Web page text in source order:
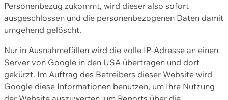
Personenbezug zukommt, wird dieser also sofort
ausgeschlossen und die personenbezogenen Daten damit
umgehend gelöscht.
Nur in Ausnahmefällen wird die volle IP-Adresse an einen
Server von Google in den USA übertragen und dort
gekürzt. Im Auftrag des Betreibers dieser Website wird
Google diese Informationen benutzen, um Ihre Nutzung